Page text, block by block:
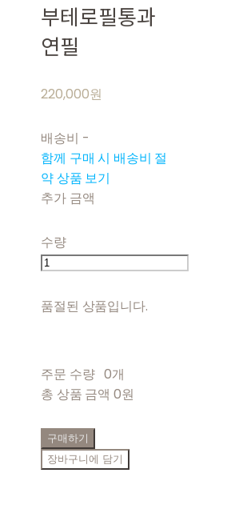
부테로필통과
연필
220,000원
배송비 -
함께 구매 시 배송비 절
약 상품 보기
추가 금액
수량
품절된 상품입니다.
주문 수량 0개
총 상품 금액 0원
구매하기
장바구니에 담기